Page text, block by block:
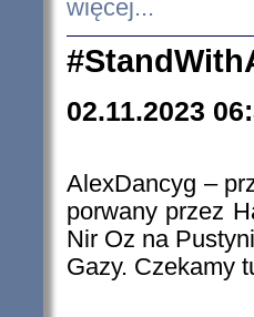
więcej...
02.11.2023
AlexDancyg –
porwany przez
Nir Oz na
Gazy. Czekamy